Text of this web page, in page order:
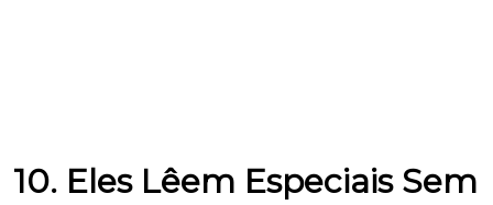
10. Eles Lêem Especiais Sem